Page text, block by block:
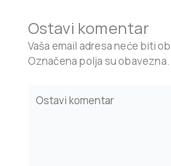
Ostavi komentar
Vaša email adresa neće biti
Označena polja su obavezna.
here..